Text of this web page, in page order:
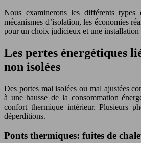
Nous examinerons les différents types
mécanismes d’isolation, les économies
pour un choix judicieux et une installation
Les pertes énergétiques
non isolées
Des portes mal isolées ou mal ajustées
à une hausse de la consommation
confort thermique intérieur. Plusieurs
déperditions.
Ponts thermiques: fuites de